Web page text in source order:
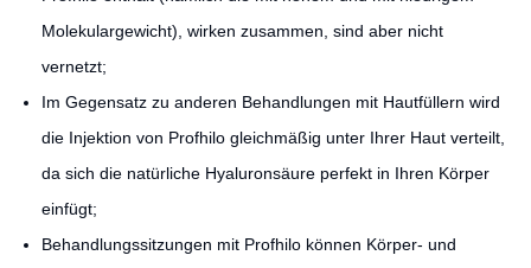
Molekulargewicht), wirken zusammen, sind aber nicht
vernetzt;
Im Gegensatz zu anderen Behandlungen mit Hautfüllern wird
die Injektion von Profhilo gleichmäßig unter Ihrer Haut verteilt,
da sich die natürliche Hyaluronsäure perfekt in Ihren Körper
einfügt;
Behandlungssitzungen mit Profhilo können Körper- und